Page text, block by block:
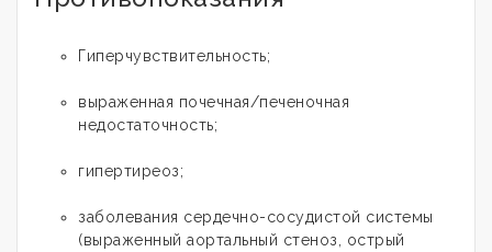
Гиперчувствительность;
выраженная почечная/печеночная
недостаточность;
гипертиреоз;
заболевания сердечно-сосудистой системы
(выраженный аортальный стеноз, острый